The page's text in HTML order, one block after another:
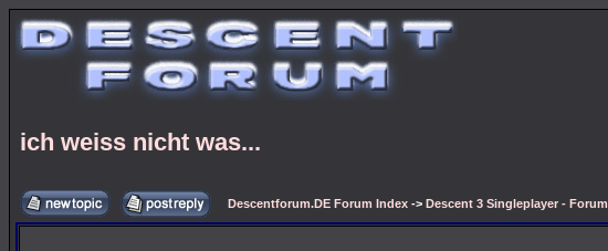
ich weiss nicht was...
Descentforum.DE Forum Index -> Descent 3 Singleplayer - Forum